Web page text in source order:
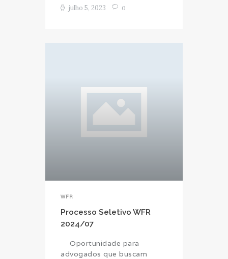
julho 5, 2023 0
WFR
Processo Seletivo WFR
2024/07
Oportunidade para
advogados que buscam